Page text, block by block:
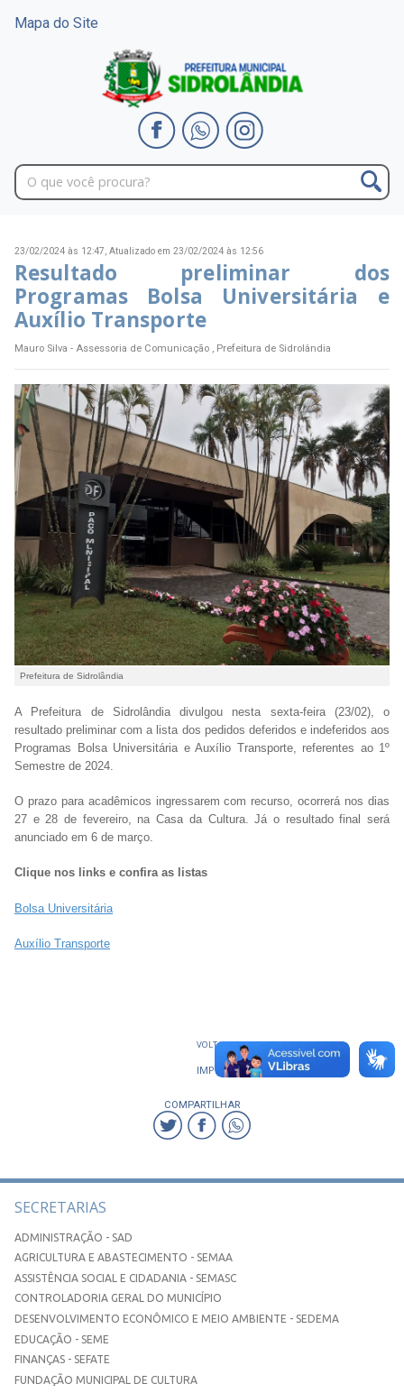
Mapa do Site
23/02/2024 às 12:47, Atualizado em 23/02/2024 às 12:56
Resultado preliminar dos
Programas Bolsa Universitária e
Auxílio Transporte
Mauro Silva - Assessoria de Comunicação , Prefeitura de Sidrolândia
Prefeitura de Sidrolândia
A Prefeitura de Sidrolândia divulgou nesta sexta-feira (23/02), o
resultado preliminar com a lista dos pedidos deferidos e indeferidos aos
Programas Bolsa Universitária e Auxílio Transporte, referentes ao 1º
Semestre de 2024.
O prazo para acadêmicos ingressarem com recurso, ocorrerá nos dias
27 e 28 de fevereiro, na Casa da Cultura. Já o resultado final será
anunciado em 6 de março.
Clique nos links e confira as listas
Bolsa Universitária
Auxílio Transporte
VOLTAR
IMPRIMIR
COMPARTILHAR
SECRETARIAS
ADMINISTRAÇÃO - SAD
AGRICULTURA E ABASTECIMENTO - SEMAA
ASSISTÊNCIA SOCIAL E CIDADANIA - SEMASC
CONTROLADORIA GERAL DO MUNICÍPIO
DESENVOLVIMENTO ECONÔMICO E MEIO AMBIENTE - SEDEMA
EDUCAÇÃO - SEME
FINANÇAS - SEFATE
FUNDAÇÃO MUNICIPAL DE CULTURA